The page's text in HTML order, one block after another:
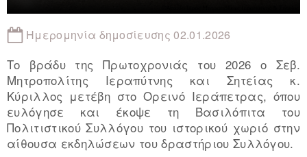
Ημερομηνία δημοσίευσης 02.01.2026
Το βράδυ της Πρωτοχρονιάς του 2026 ο Σεβ.
Μητροπολίτης Ιεραπύτνης και Σητείας κ.
Κύριλλος μετέβη στο Ορεινό Ιεράπετρας, όπου
ευλόγησε και έκοψε τη Βασιλόπιτα του
Πολιτιστικού Συλλόγου του ιστορικού χωριό στην
αίθουσα εκδηλώσεων του δραστήριου Συλλόγου.